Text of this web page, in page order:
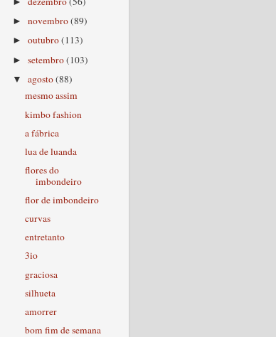
►novembro(89)
►outubro(113)
►setembro(103)
▼agosto(88)
mesmo assim
kimbo fashion
a fábrica
lua de luanda
flores do
imbondeiro
flor de imbondeiro
curvas
entretanto
3io
graciosa
silhueta
amorrer
bom fim de semana